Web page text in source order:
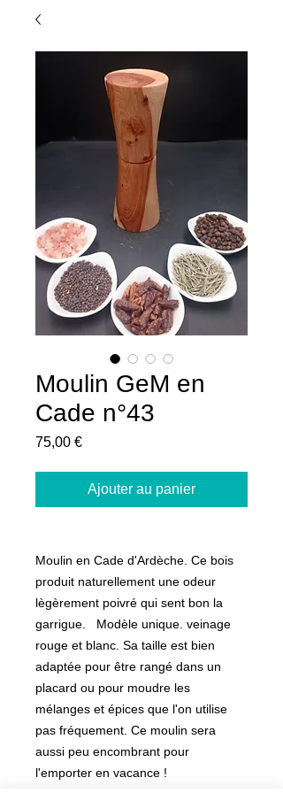
Moulin GeM en
Cade n°43
75,00 €Prix
Ajouter au panier
Moulin en Cade d'Ardèche. Ce bois
produit naturellement une odeur
lègèrement poivré qui sent bon la
garrigue. Modèle unique. veinage
rouge et blanc. Sa taille est bien
adaptée pour être rangé dans un
placard ou pour moudre les
mélanges et épices que l'on utilise
pas fréquement. Ce moulin sera
aussi peu encombrant pour
l'emporter en vacance !